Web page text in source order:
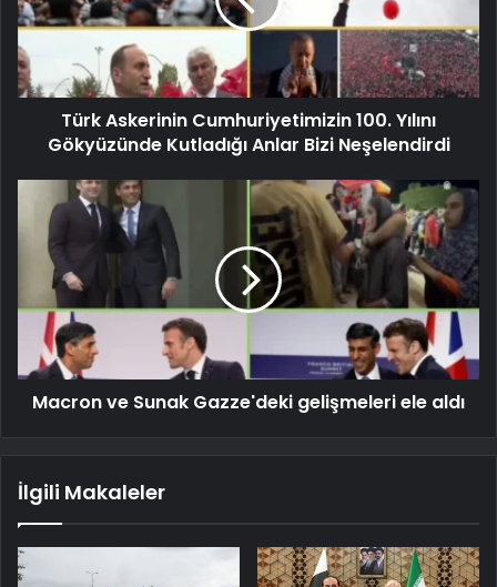
Türk Askerinin Cumhuriyetimizin 100. Yılını
Gökyüzünde Kutladığı Anlar Bizi Neşelendirdi
Macron ve Sunak Gazze'deki gelişmeleri ele aldı
İlgili Makaleler